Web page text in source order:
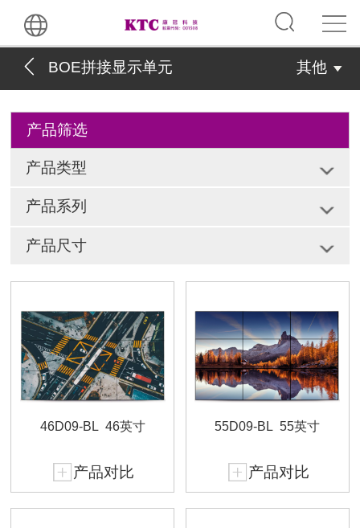
BOE拼接显示单元 其他
产品筛选
产品类型
产品系列
产品尺寸
46D09-BL 46英寸
产品对比
55D09-BL 55英寸
产品对比